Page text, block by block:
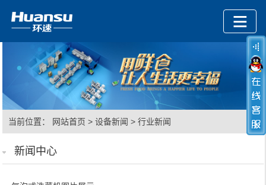
当前位置： 网站首页 >设备新闻 >行业新闻
新闻中心